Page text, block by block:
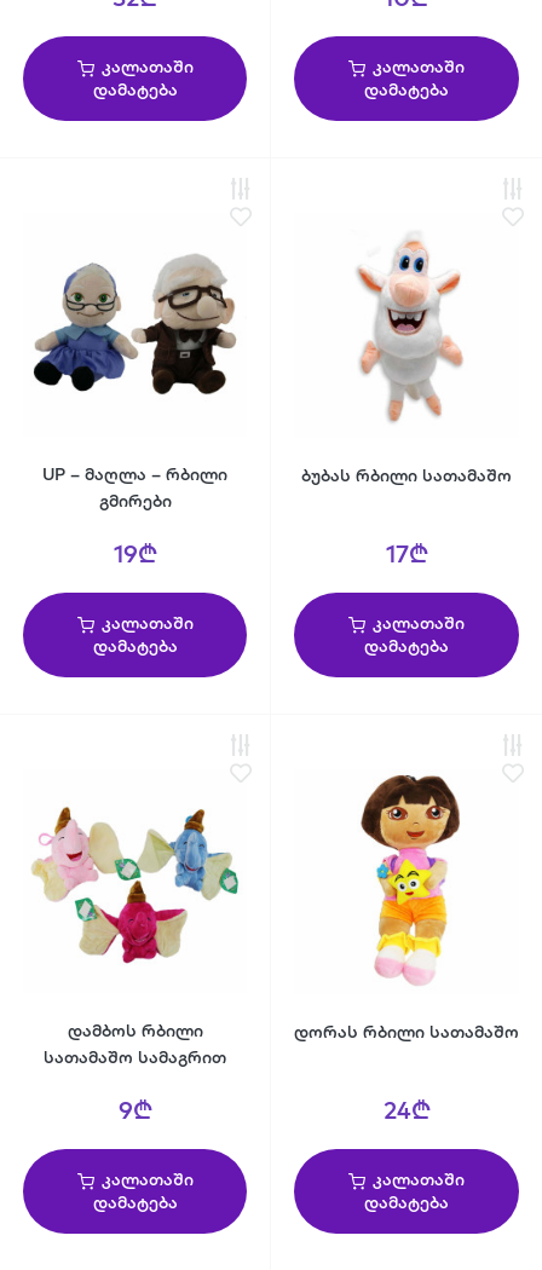
კალათაში
დამატება
კალათაში
დამატება
UP – მაღლა – რბილი
გმირები
19₾
კალათაში
დამატება
ბუბას რბილი სათამაშო
17₾
კალათაში
დამატება
დამბოს რბილი
სათამაშო სამაგრით
9₾
კალათაში
დამატება
დორას რბილი სათამაშო
24₾
კალათაში
დამატება